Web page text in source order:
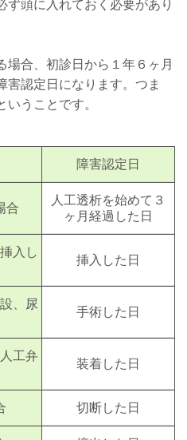
ず頭に入れておく必要があり
場合、初診日から１年６ヶ月
害認定日になります。つま
いうことです。
障害認定日
合
人工透析を始めて３
ヶ月経過した日
入し
挿入した日
、尿
手術した日
工弁
装着した日
切断した日